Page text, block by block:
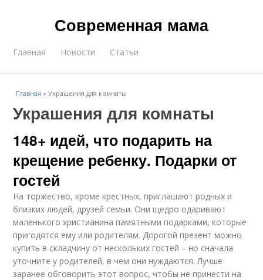
Современная мама
Главная Новости Статьи
Главная »Украшения для комнаты
Украшения для комнаты
148+ идей, что подарить на
крещение ребенку. Подарки от
гостей
На торжество, кроме крестных, приглашают родных и
близких людей, друзей семьи. Они щедро одаривают
маленького христианина памятными подарками, которые
пригодятся ему или родителям. Дорогой презент можно
купить в складчину от нескольких гостей – но сначала
уточните у родителей, в чем они нуждаются. Лучше
заранее обговорить этот вопрос, чтобы не принести на